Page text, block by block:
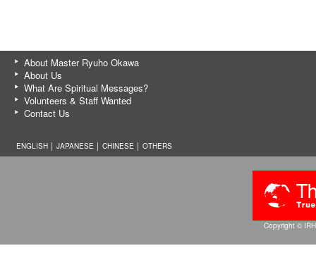
About Master Ryuho Okawa
About Us
What Are Spiritual Messages?
Volunteers & Staff Wanted
Contact Us
ENGLISH │ JAPANESE CHINESE OTHERS
Copyright ©